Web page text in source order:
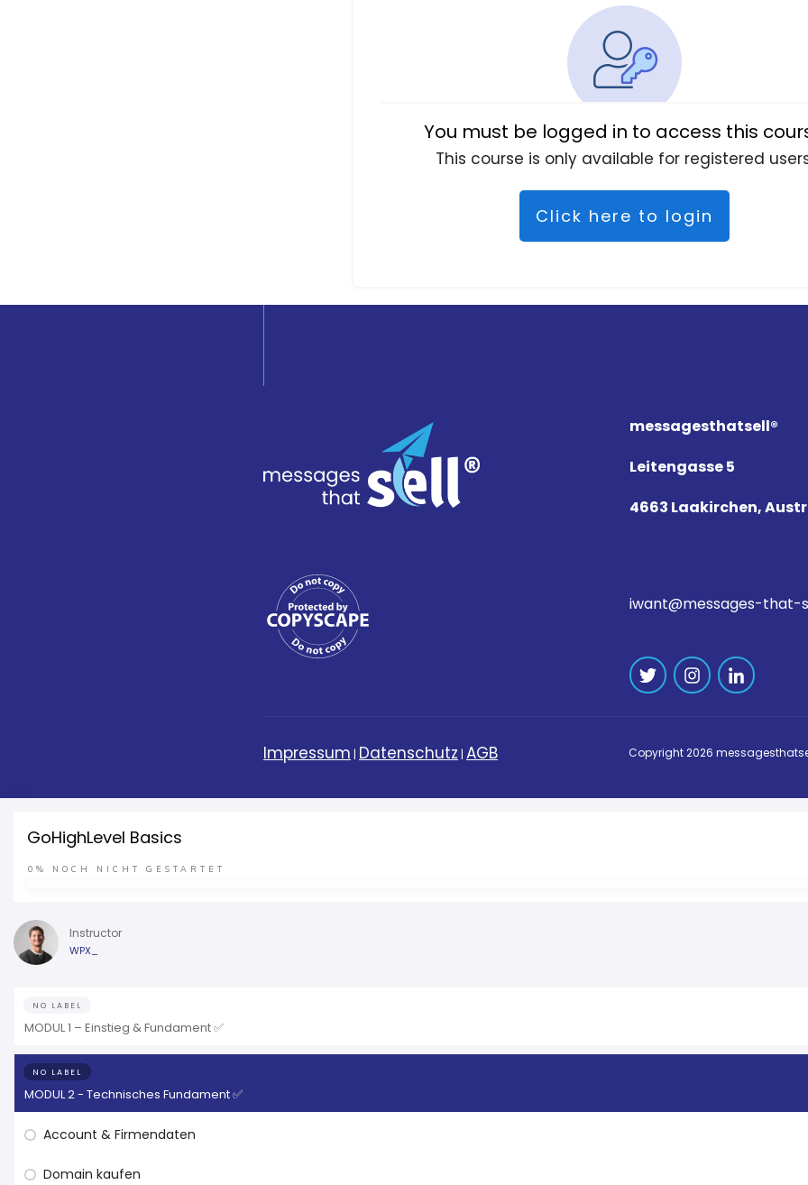
You must be logged in to access this
This course is only available for registered
Click here to login
messagesthatsell®
Leitengasse 5
4663 Laakirchen,
iwant@messages-that-
Impressum | Datenschutz | AGB Copyright2026
GoHighLevel Basics
0% NOCH NICHT GESTARTET
Instructor
WPX_
NO LABEL
MODUL 1 – Einstieg & Fundament ✅
NO LABEL
MODUL 2 - Technisches Fundament ✅
Account & Firmendaten
Domain kaufen